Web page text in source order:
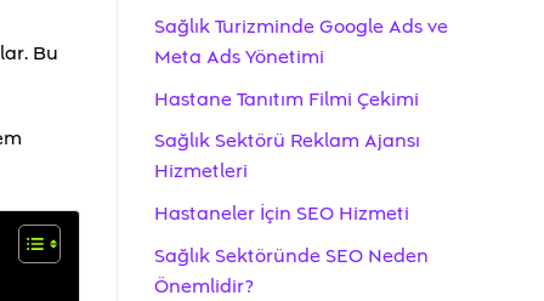
Bu
Sağlık Turizminde Google Ads ve
Meta Ads Yönetimi
Hastane Tanıtım Filmi Çekimi
Sağlık Sektörü Reklam Ajansı
Hizmetleri
Hastaneler İçin SEO Hizmeti
Sağlık Sektöründe SEO Neden
Önemlidir?